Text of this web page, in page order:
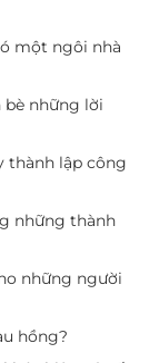
một ngôi nhà
bè những lời
thành lập công
những thành
những người
hồng?